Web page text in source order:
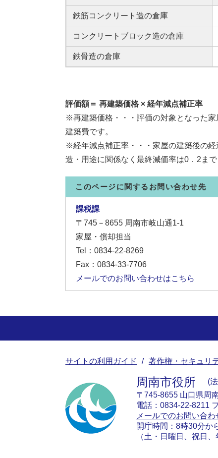
鉄筋コンクリート造の倉庫
コンクリートブロック造の倉庫
鉄骨造の倉庫
評価額＝ 再建築価格 × 経年減点補正率
※再建築価格・・・評価の対象となった
建築費です。
※経年減点補正率・・・家屋の建築後の
造・用途に関係なく最終減価率は0．2ま
このページに関するお問い合わせ先
課税課
〒745－8655 周南市岐山通1-1
家屋・償却担当
Tel：0834-22-8269
Fax：0834-33-7706
メールでのお問い合わせはこちら
サイトの利用ガイド 著作権・セキュリ
周南市役所
〒745-8655 山口県周
電話：0834-22-8211
メールでのお問い合
開庁時間：8時30分か
（土・日曜日、祝日